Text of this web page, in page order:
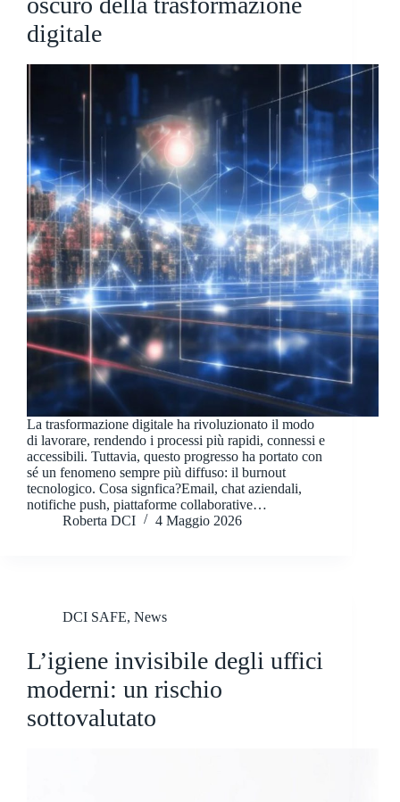
digitale
La trasformazione digitale ha rivoluzionato il modo
di lavorare, rendendo i processi più rapidi, connessi e
accessibili. Tuttavia, questo progresso ha portato con
sé un fenomeno sempre più diffuso: il burnout
tecnologico. Cosa signfica?Email, chat aziendali,
notifiche push, piattaforme collaborative…
Roberta DCI
4 Maggio 2026
DCI SAFE, News
L’igiene invisibile degli uffici
moderni: un rischio
sottovalutato